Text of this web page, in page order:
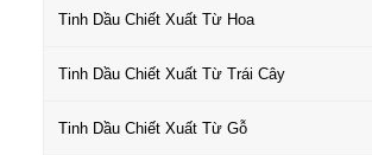
Tinh Dầu Chiết Xuất Từ Hoa
Tinh Dầu Chiết Xuất Từ Trái Cây
Tinh Dầu Chiết Xuất Từ Gỗ